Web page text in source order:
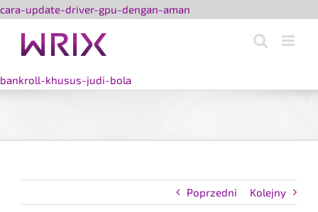
cara-update-driver-gpu-dengan-aman
bankroll-khusus-judi-bola
Poprzedni Kolejny